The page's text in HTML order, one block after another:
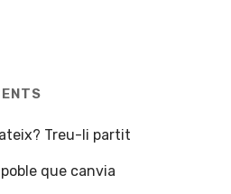
Treu-li partit
que canvia